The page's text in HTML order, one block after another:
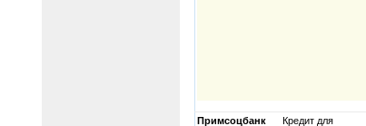
Примсоцбанк
Кредит для